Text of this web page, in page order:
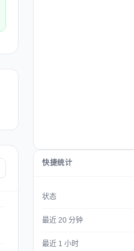
快捷统计
状态
最近 20 分钟
最近 1 小时